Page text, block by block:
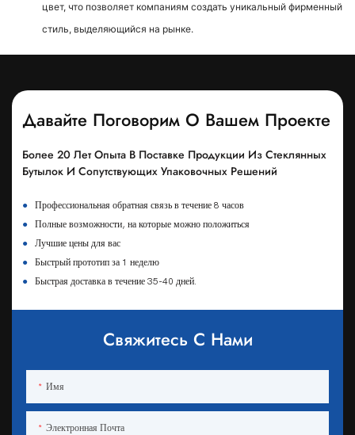
цвет, что позволяет компаниям создать уникальный фирменный
стиль, выделяющийся на рынке.
Давайте Поговорим О Вашем Проекте
Более 20 Лет Опыта В Поставке Продукции Из Стеклянных
Бутылок И Сопутствующих Упаковочных Решений
●
Профессиональная обратная связь в течение 8 часов
●
Полные возможности, на которые можно положиться
●
Лучшие цены для вас
●
Быстрый прототип за 1 неделю
●
Быстрая доставка в течение 35-40 дней.
Свяжитесь С Нами
Имя
Электронная Почта